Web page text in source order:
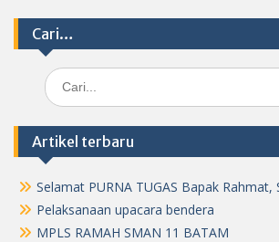
Cari…
Search
for:
Artikel terbaru
Selamat PURNA TUGAS Bapak Rahmat,
Pelaksanaan upacara bendera
MPLS RAMAH SMAN 11 BATAM